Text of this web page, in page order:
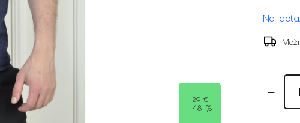
29 €
–48 %
Na